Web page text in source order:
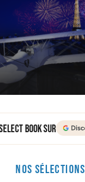
Book sur
NOS SÉLECTIONS